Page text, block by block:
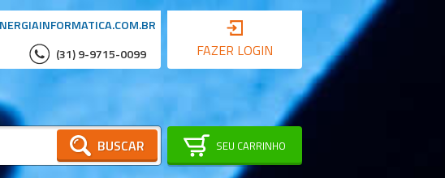
(31) 9-9715-0099
FAZER LOGIN
BUSCAR SEU CARRINHO